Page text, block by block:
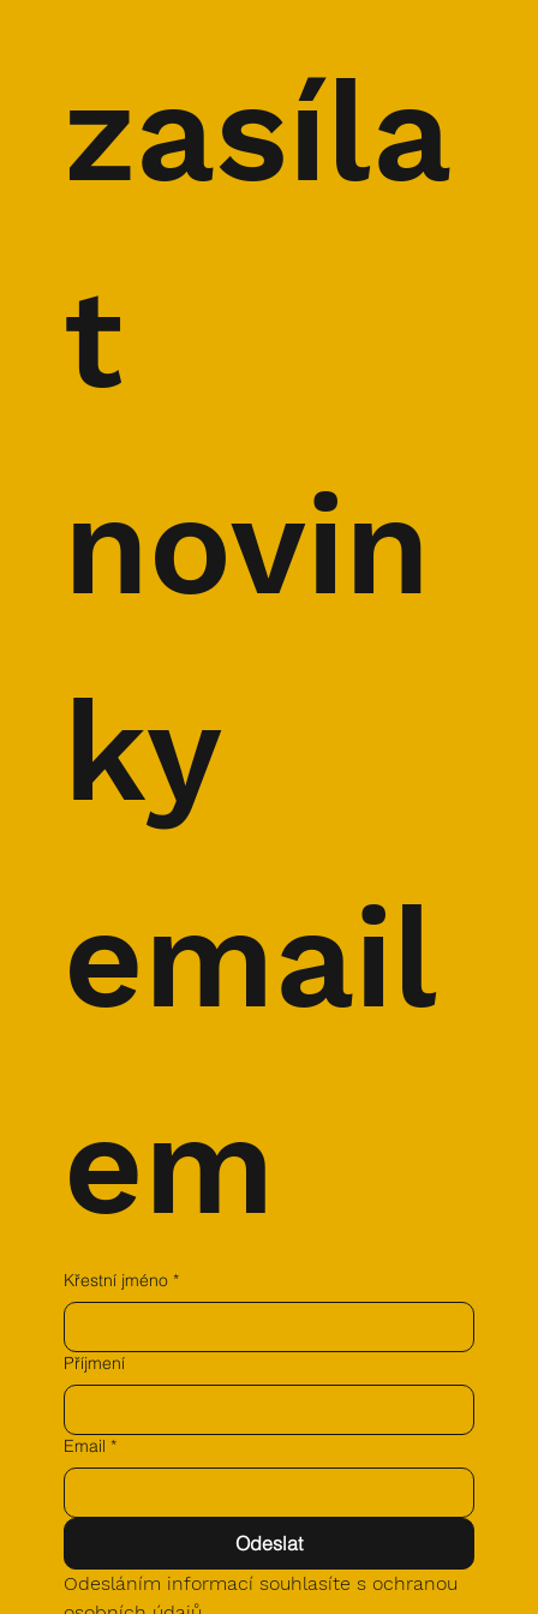
zasíla
t
novin
ky
email
em
Křestní jméno *
Příjmení
Email *
Odeslat
Odesláním informací souhlasíte s ochranou